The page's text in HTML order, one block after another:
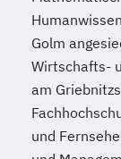
Golm
Wirtschafts-
am
und